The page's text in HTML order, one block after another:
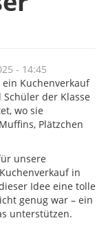
- 14:45
Kuchenverkauf
der Klasse
wo sie
Plätzchen
unsere
in
Idee eine tolle
genug war – ein
unterstützen.